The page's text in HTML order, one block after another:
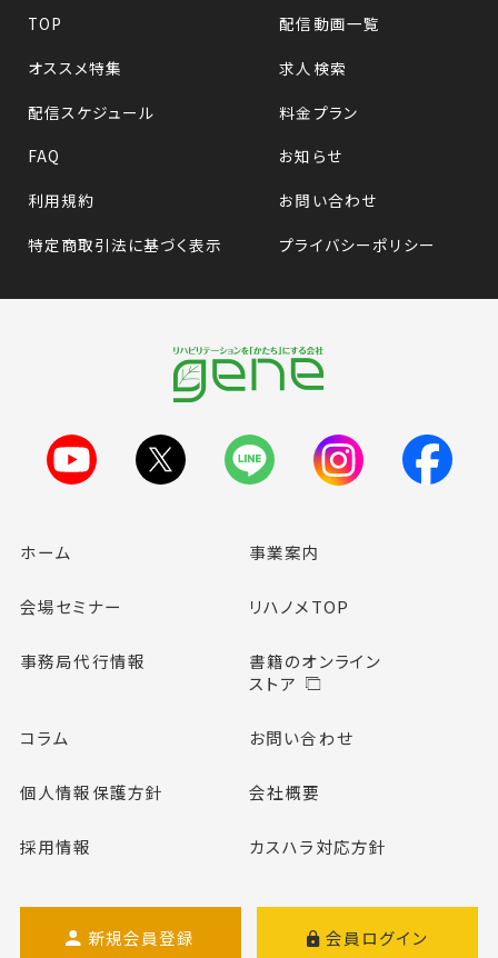
TOP
配信動画一覧
オススメ特集
求人検索
配信スケジュール
料金プラン
FAQ
お知らせ
利用規約
お問い合わせ
特定商取引法に基づく表示
プライバシーポリシー
ホーム 事業案内
会場セミナー リハノメTOP
事務局代行情報
書籍のオンライン
ストア
コラム お問い合わせ
個人情報保護方針 会社概要
採用情報 カスハラ対応方針
新規会員登録 会員ログイン